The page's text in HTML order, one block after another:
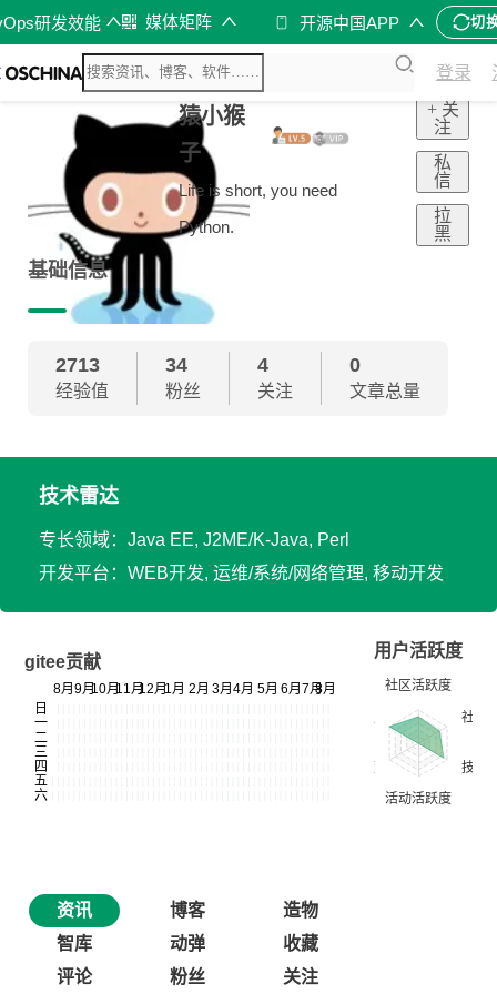
研发效能 媒体矩阵 开源中国APP 切
登录
猿小猴
子
Life is short, you need
Python.
+ 关
注
私
信
拉
黑
基础信息
2713
经验值
34
粉丝
4
关注
0
文章总量
技术雷达
专长领域：Java EE, J2ME/K-Java, Perl
开发平台：WEB开发, 运维/系统/网络管理, 移动开发
gitee贡献
用户活跃度
资讯 博客
造物
智库
动弹
收藏
评论
粉丝 关注